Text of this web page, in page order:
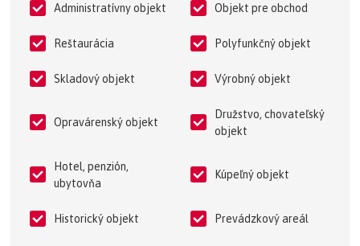
Administratívny objekt Objekt pre obchod
Reštaurácia Polyfunkčný objekt
Skladový objekt Výrobný objekt
Opravárenský objekt
Družstvo, chovateľský
objekt
Hotel, penzión,
ubytovňa
Kúpeľný objekt
Historický objekt Prevádzkový areál